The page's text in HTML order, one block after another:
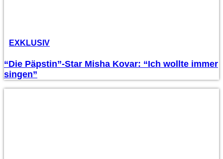
EXKLUSIV
“Die Päpstin”-Star Misha Kovar: “Ich wollte immer
singen”